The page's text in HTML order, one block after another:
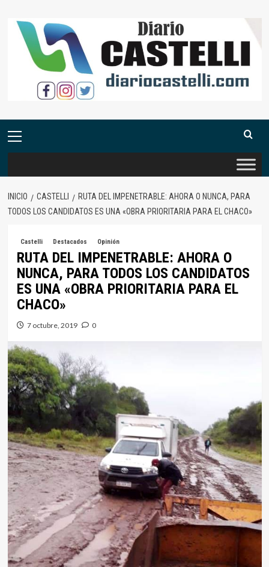
contenido
Menú
INICIO CASTELLI
RUTA DEL IMPENETRABLE: AHORA O NUNCA, PARA
TODOS LOS CANDIDATOS ES UNA «OBRA PRIORITARIA PARA EL CHACO»
Castelli Destacados Opinión
RUTA DEL IMPENETRABLE: AHORA O
NUNCA, PARA TODOS LOS CANDIDATOS
ES UNA «OBRA PRIORITARIA PARA EL
CHACO»
7 octubre, 2019 0